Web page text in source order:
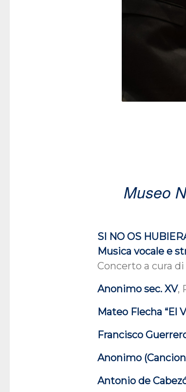
Museo
SI NO OS
Musica vocale e
Concerto a cura di
Anonimo sec. XV,
Mateo Flecha “El
Francisco
Anonimo
Antonio de